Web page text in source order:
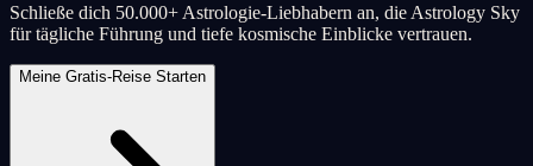
Schließe dich 50.000+ Astrologie-Liebhabern an, die Astrology Sky
für tägliche Führung und tiefe kosmische Einblicke vertrauen.
Meine Gratis-Reise Starten